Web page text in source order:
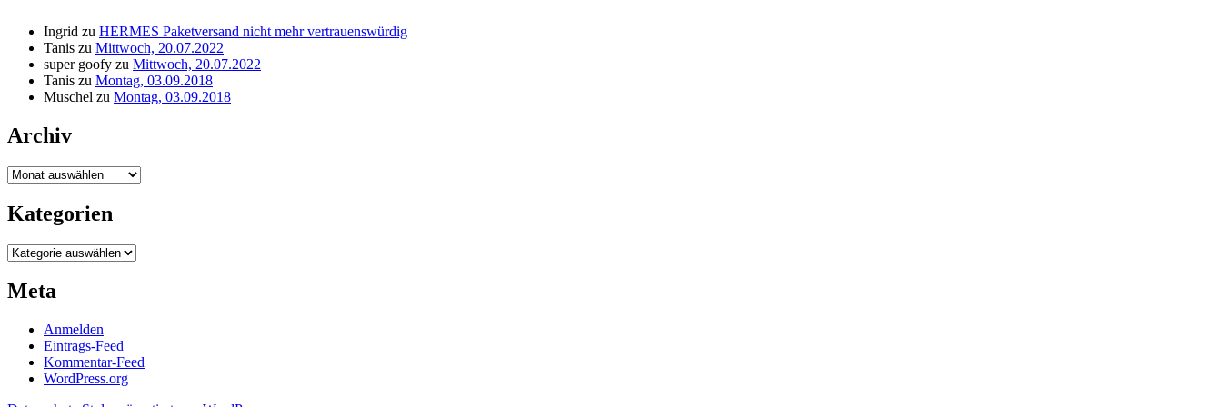
Ingrid zu HERMES Paketversand nicht mehr vertrauenswürdig
Tanis zu Mittwoch, 20.07.2022
super goofy zu Mittwoch, 20.07.2022
Tanis zu Montag, 03.09.2018
Muschel zu Montag, 03.09.2018
Archiv
Archiv
Kategorien
Kategorien
Meta
Anmelden
Eintrags-Feed
Kommentar-Feed
WordPress.org